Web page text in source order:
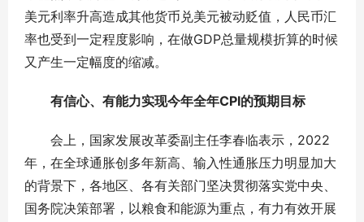
美元利率升高造成其他货币兑美元被动贬值，人民币汇
率也受到一定程度影响，在做GDP总量规模折算的时候
又产生一定幅度的缩减。
有信心、有能力实现今年全年CPI的预期目标
会上，国家发展改革委副主任李春临表示，2022
年，在全球通胀创多年新高、输入性通胀压力明显加大
的背景下，各地区、各有关部门坚决贯彻落实党中央、
国务院决策部署，以粮食和能源为重点，有力有效开展